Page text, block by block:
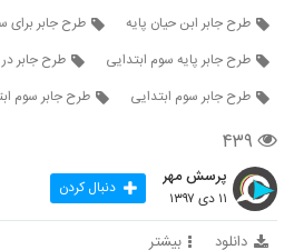
طرح جابر ابن حیان پایه
طرح جابر برای
طرح جابر پایه سوم ابتدایی
طرح جابر
طرح جابر سوم ابتدایی
طرح جابر سوم
۴۳۹
پرسش مهر
۱۱ دی ۱۳۹۷ دنبال کردن
دانلود بیشتر